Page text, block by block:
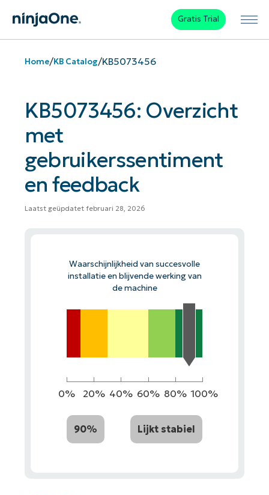
Gratis Trial
Home/KB Catalog/KB5073456
KB5073456: Overzicht
met
gebruikerssentiment
en feedback
Laatst geüpdatet februari 28, 2026
Waarschijnlijkheid van succesvolle
installatie en blijvende werking van
de machine
0% 20% 40% 60% 80% 100%
90% Lijkt stabiel